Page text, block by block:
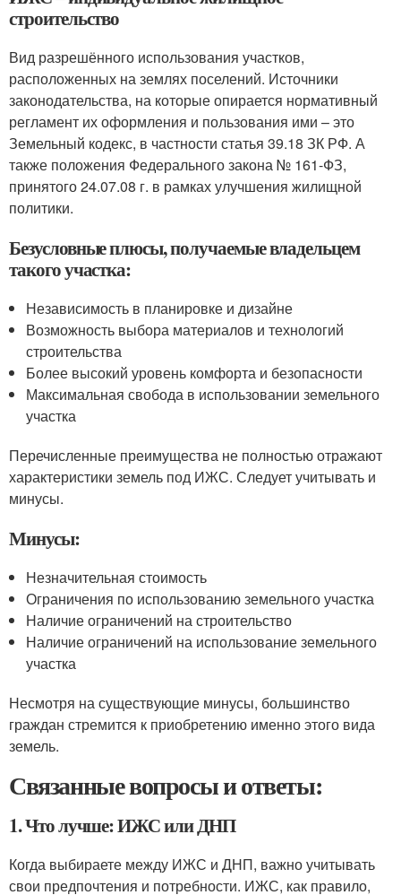
строительство
Вид разрешённого использования участков,
расположенных на землях поселений. Источники
законодательства, на которые опирается нормативный
регламент их оформления и пользования ими – это
Земельный кодекс, в частности статья 39.18 ЗК РФ. А
также положения Федерального закона № 161-ФЗ,
принятого 24.07.08 г. в рамках улучшения жилищной
политики.
Безусловные плюсы, получаемые владельцем
такого участка:
Независимость в планировке и дизайне
Возможность выбора материалов и технологий
строительства
Более высокий уровень комфорта и безопасности
Максимальная свобода в использовании земельного
участка
Перечисленные преимущества не полностью отражают
характеристики земель под ИЖС. Следует учитывать и
минусы.
Минусы:
Незначительная стоимость
Ограничения по использованию земельного участка
Наличие ограничений на строительство
Наличие ограничений на использование земельного
участка
Несмотря на существующие минусы, большинство
граждан стремится к приобретению именно этого вида
земель.
Связанные вопросы и ответы:
1. Что лучше: ИЖС или ДНП
Когда выбираете между ИЖС и ДНП, важно учитывать
свои предпочтения и потребности. ИЖС, как правило,